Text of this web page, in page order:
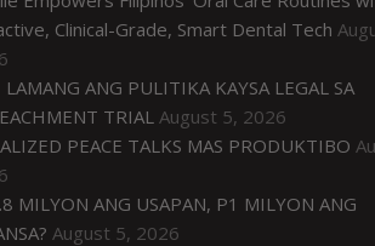
Clinical-Grade, Smart Dental Tech
LAMANG ANG PULITIKA KAYSA LEGAL SA
TRIAL August 5, 2026
PEACE TALKS MAS PRODUKTIBO
MILYON ANG USAPAN, P1 MILYON ANG
August 5, 2026